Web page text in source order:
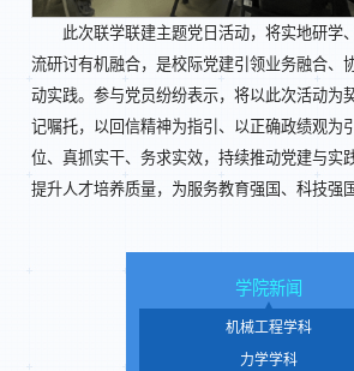
此次联学联建主题党日活动，将实地研学
流研讨有机融合，是校际党建引领业务融合、
动实践。参与党员纷纷表示，将以此次活动为
记嘱托，以回信精神为指引、以正确政绩观为
位、真抓实干、务求实效，持续推动党建与实
提升人才培养质量，为服务教育强国、科技强
学院新闻
机械工程学科
力学学科